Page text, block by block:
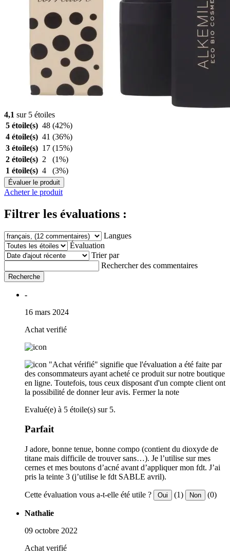
4,1 sur 5 étoiles
5 étoile(s) 48 (42%)
4 étoile(s) 41 (36%)
3 étoile(s) 17 (15%)
2 étoile(s) 2
(1%)
1 étoile(s) 4 (3%)
Évaluer le produit
Acheter le produit
Filtrer les évaluations :
Langues
Évaluation
Trier par
Rechercher des commentaires
Recherche
-
16 mars 2024
Achat verifié
"Achat vérifié" signifie que l'évaluation a été faite par
des consommateurs ayant acheté ce produit sur notre boutique
en ligne. Toutefois, tous ceux disposant d'un compte client ont
la possibilité de donner leur avis. Fermer la note
Evalué(e) à 5 étoile(s) sur 5.
Parfait
J adore, bonne tenue, bonne compo (contient du dioxyde de
titane mais difficile de trouver sans…). Je l’utilise sur mes
cernes et mes boutons d’acné avant d’appliquer mon fdt. J’ai
pris la teinte 3 (j’utilise le fdt SABLE avril).
Cette évaluation vous a-t-elle été utile ? Oui (1) Non (0)
Nathalie
09 octobre 2022
Achat verifié